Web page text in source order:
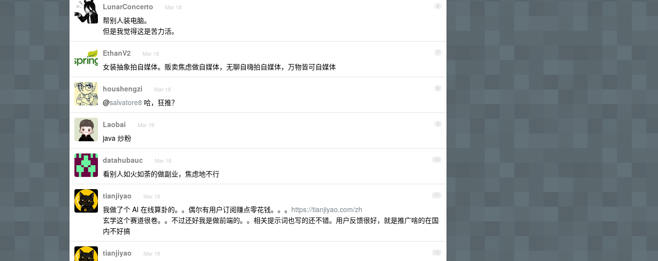
6
LunarConcerto Mar 18
帮别人装电脑。
但是我觉得这是苦力活。
7
EthanV2 Mar 18
女装抽象拍自媒体。贩卖焦虑做自媒体，无聊自嗨拍自媒体，万物皆可自媒体
8
houshengzi Mar 18
@salvatore8 哈，狂推？
9
Laobai Mar 18
java 炒粉
10
datahubauc Mar 18
看别人如火如荼的做副业，焦虑地不行
11
tianjiyao Mar 18
我做了个 AI 在线算卦的。。偶尔有用户订阅赚点零花钱。。。 https://tianjiyao.com/zh
玄学这个赛道很卷。。不过还好我是做前端的。。相关提示词也写的还不错。用户反馈很好，就是推广啥的在国
内不好搞
12
tianjiyao Mar 18